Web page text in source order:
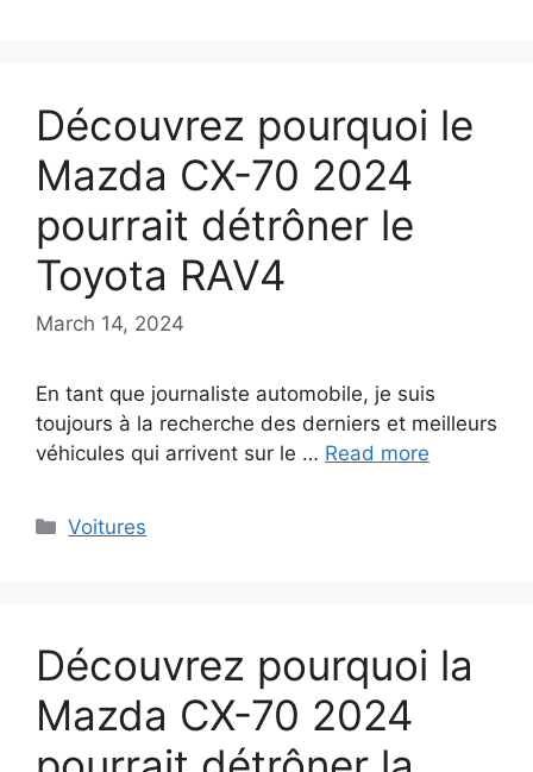
Découvrez pourquoi le
Mazda CX-70 2024
pourrait détrôner le
Toyota RAV4
March 14, 2024
En tant que journaliste automobile, je suis
toujours à la recherche des derniers et meilleurs
véhicules qui arrivent sur le … Read more
Categories
Voitures
Découvrez pourquoi la
Mazda CX-70 2024